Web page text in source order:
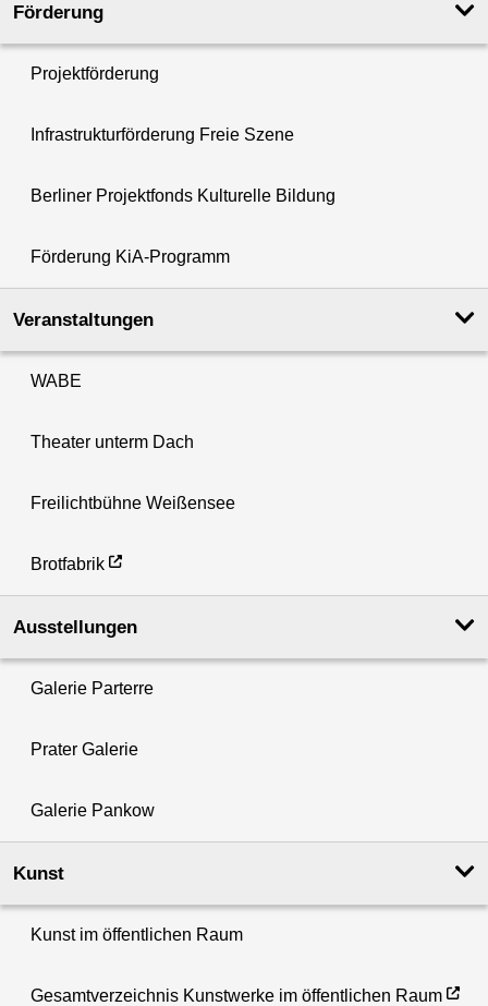
Förderung
Projektförderung
Infrastrukturförderung Freie Szene
Berliner Projektfonds Kulturelle Bildung
Förderung KiA-Programm
Veranstaltungen
WABE
Theater unterm Dach
Freilichtbühne Weißensee
Brotfabrik
Ausstellungen
Galerie Parterre
Prater Galerie
Galerie Pankow
Kunst
Kunst im öffentlichen Raum
Gesamtverzeichnis Kunstwerke im öffentlichen Raum